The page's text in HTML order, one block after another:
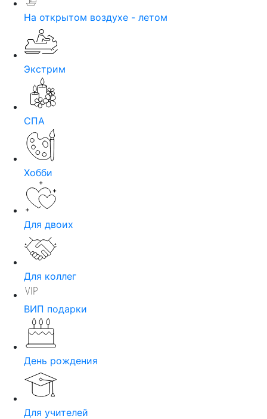
На открытом воздухе - летом
Экстрим
СПА
Хобби
Для двоих
Для коллег
ВИП подарки
День рождения
Для учителей